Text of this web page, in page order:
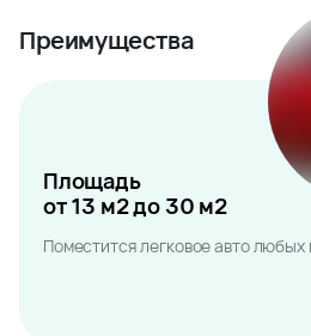
Преимущества
Площадь
от 13 м2 до 30 м2
Поместится легковое авто любых